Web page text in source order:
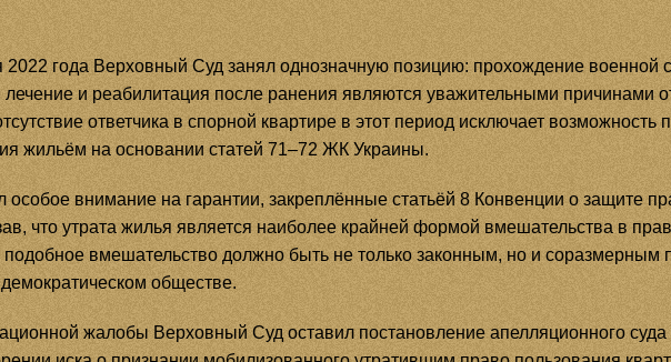
2022 года Верховный Суд занял однозначную позицию: прохождение военной
и реабилитация после ранения являются уважительными причинами
ответчика в спорной квартире в этот период исключает возможность
жильём на основании статей 71–72 ЖК Украины.
внимание на гарантии, закреплённые статьёй 8 Конвенции о защите
что утрата жилья является наиболее крайней формой вмешательства в
вмешательство должно быть не только законным, но и соразмерным
обществе.
жалобы Верховный Суд оставил постановление апелляционного суда